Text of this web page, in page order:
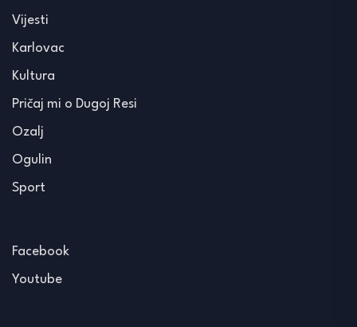
Vijesti
Karlovac
Kultura
Pričaj mi o Dugoj Resi
Ozalj
Ogulin
Sport
Facebook
Youtube